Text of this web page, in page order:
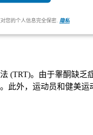
您的个人信息完全保密. 隐私
。由于睾酮缺
外，运动员和健美